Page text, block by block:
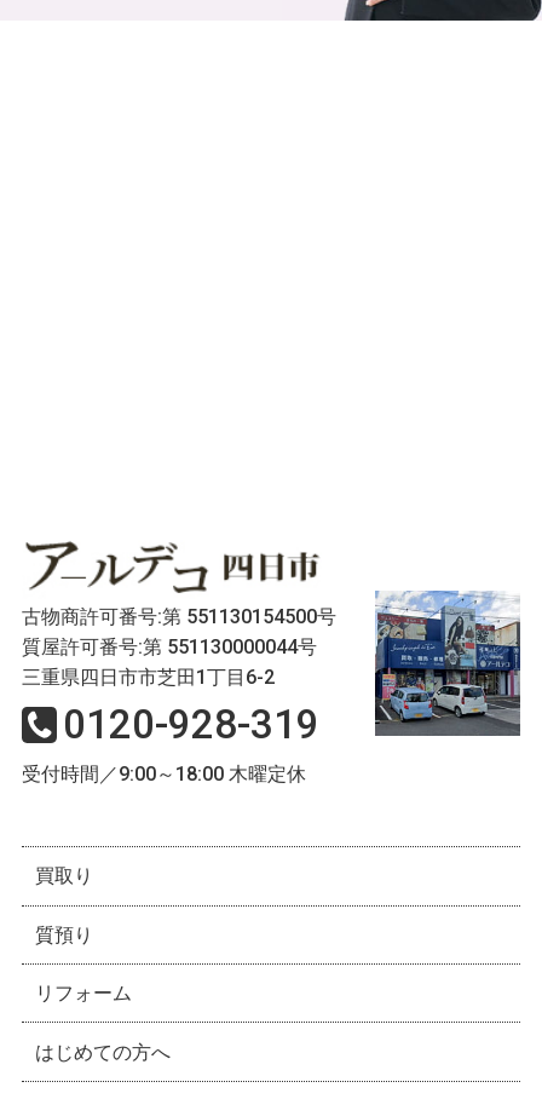
古物商許可番号:第 551130154500号
質屋許可番号:第 551130000044号
三重県四日市市芝田1丁目6-2
0120-928-319
受付時間／9:00～18:00 木曜定休
買取り
質預り
リフォーム
はじめての方へ